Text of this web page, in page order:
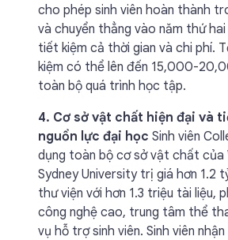
cho phép sinh viên hoàn thành
và chuyển thẳng vào năm thứ
tiết kiệm cả thời gian và chi phí.
kiệm có thể lên đến 15,000-
toàn bộ quá trình học tập.
4. Cơ sở vật chất hiện đại và
nguồn lực đại học Sinh viên
dụng toàn bộ cơ sở vật chất của
Sydney University trị giá hơn 1.2
thư viện với hơn 1.3 triệu tài liệu,
công nghệ cao, trung tâm thể
vụ hỗ trợ sinh viên. Sinh viên